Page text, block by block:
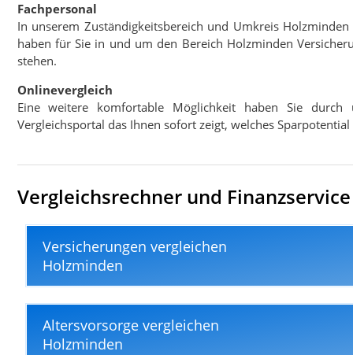
Fachpersonal
In unserem Zuständigkeitsbereich und Umkreis
haben für Sie in und um den Bereich Holzminden
stehen.
Onlinevergleich
Eine weitere komfortable Möglichkeit haben Sie
Vergleichsportal das Ihnen sofort zeigt, welches
Vergleichsrechner und
Versicherungen vergleichen
Holzminden
Altersvorsorge vergleichen
Holzminden